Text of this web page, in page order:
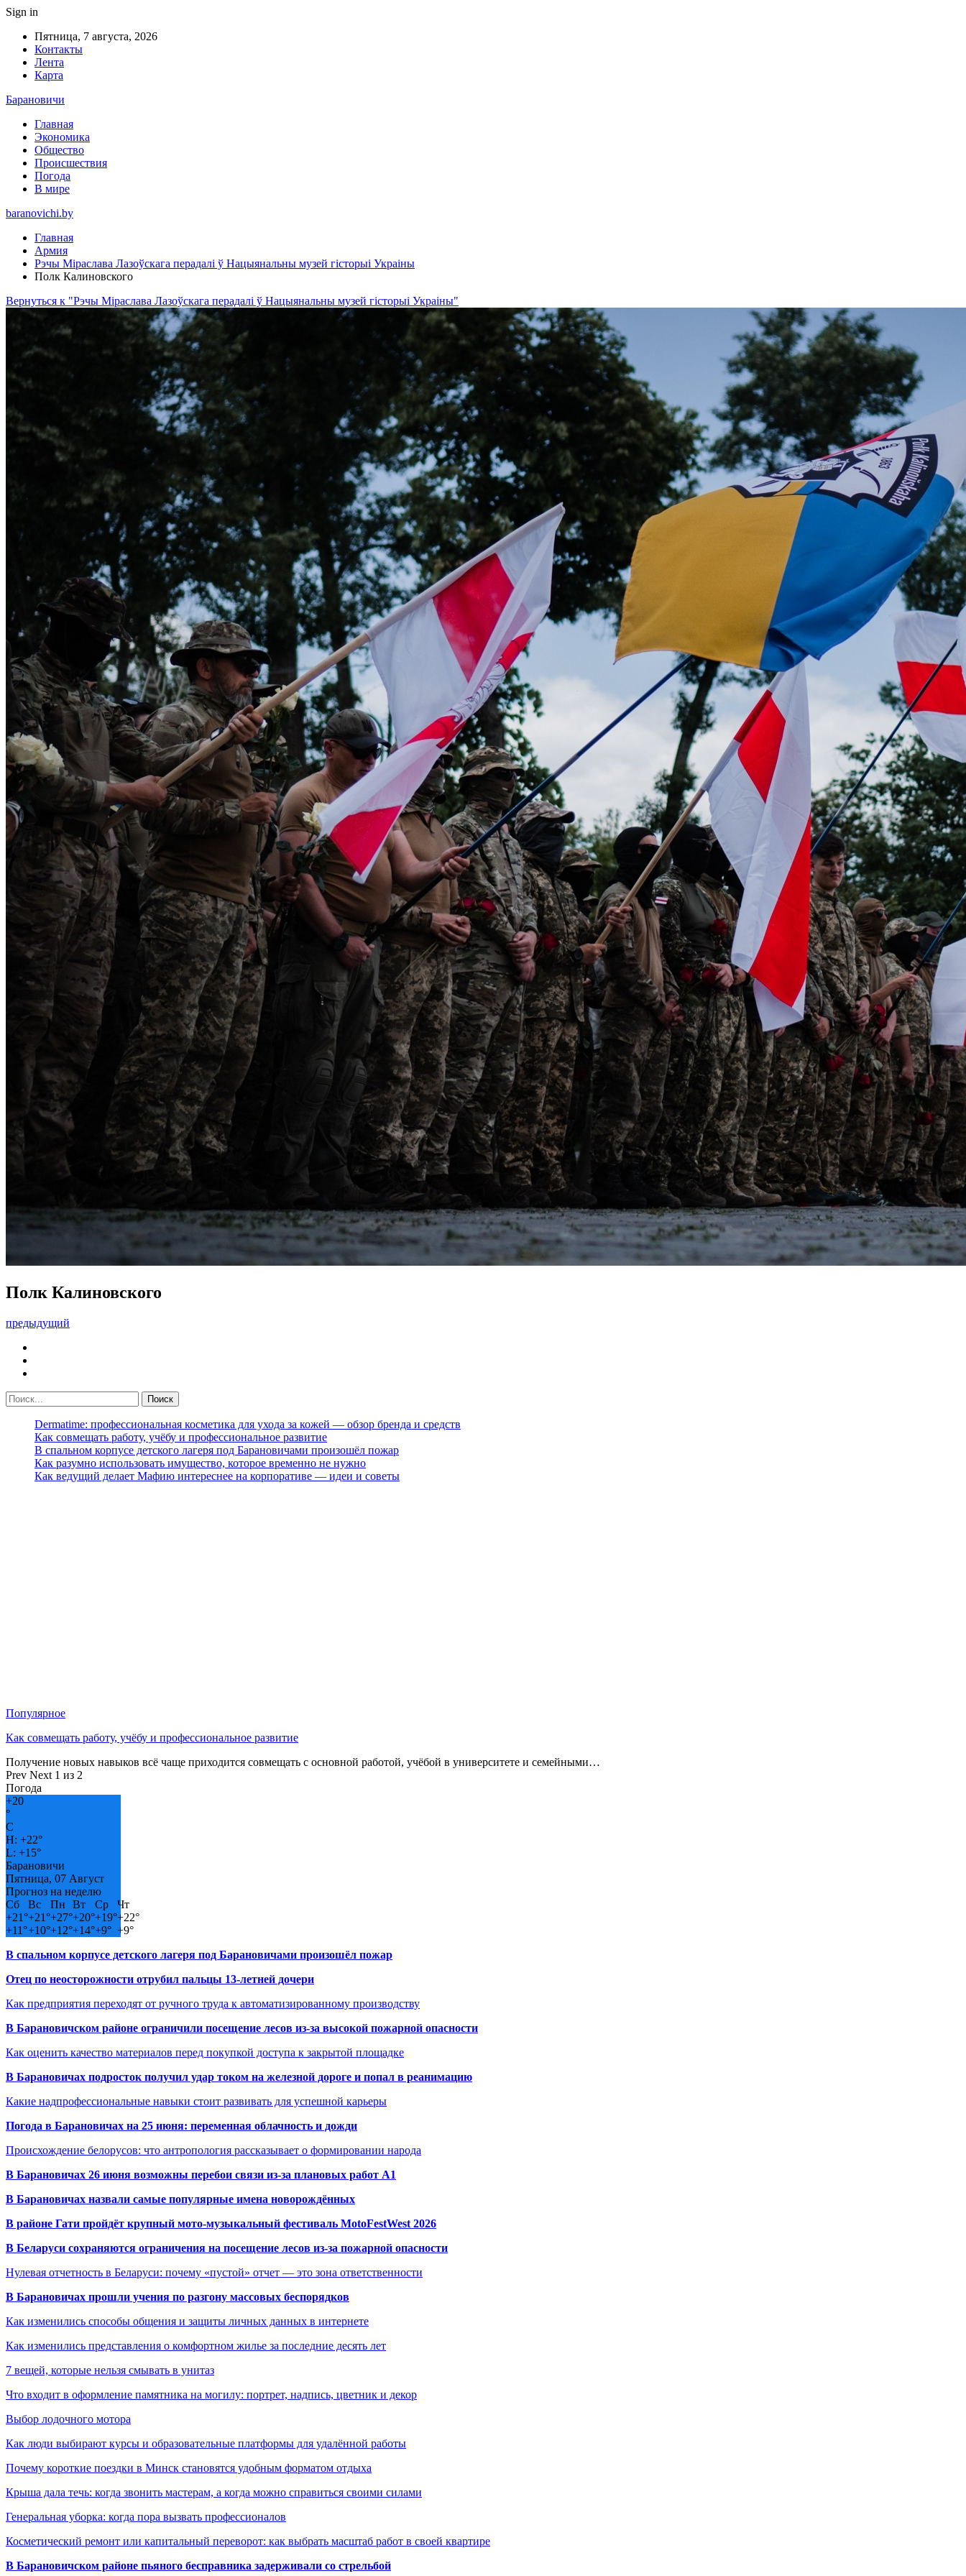
Sign in
Пятница, 7 августа, 2026
Контакты
Лента
Карта
Барановичи
Главная
Экономика
Общество
Происшествия
Погода
В мире
baranovichi.by
Главная
Армия
Рэчы Міраслава Лазоўскага перадалі ў Нацыянальны музей гісторыі Украіны
Полк Калиновского
Вернуться к "Рэчы Міраслава Лазоўскага перадалі ў Нацыянальны музей гісторыі Украіны"
Полк Калиновского
предыдущий
Dermatime: профессиональная косметика для ухода за кожей — обзор бренда и средств
Как совмещать работу, учёбу и профессиональное развитие
В спальном корпусе детского лагеря под Барановичами произошёл пожар
Как разумно использовать имущество, которое временно не нужно
Как ведущий делает Мафию интереснее на корпоративе — идеи и советы
Популярное
Как совмещать работу, учёбу и профессиональное развитие
Получение новых навыков всё чаще приходится совмещать с основной работой, учёбой в университете и семейными…
Prev Next 1 из 2
Погода
+20
°
C
H: +22°
L: +15°
Барановичи
Пятница, 07 Август
Прогноз на неделю
Сб
Вс Пн Вт Ср
Чт
+21°+21°+27°+20°+19°+22°
+11°+10°+12°+14°+9° +9°
В спальном корпусе детского лагеря под Барановичами произошёл пожар
Отец по неосторожности отрубил пальцы 13-летней дочери
Как предприятия переходят от ручного труда к автоматизированному производству
В Барановичском районе ограничили посещение лесов из-за высокой пожарной опасности
Как оценить качество материалов перед покупкой доступа к закрытой площадке
В Барановичах подросток получил удар током на железной дороге и попал в реанимацию
Какие надпрофессиональные навыки стоит развивать для успешной карьеры
Погода в Барановичах на 25 июня: переменная облачность и дожди
Происхождение белорусов: что антропология рассказывает о формировании народа
В Барановичах 26 июня возможны перебои связи из-за плановых работ A1
В Барановичах назвали самые популярные имена новорождённых
В районе Гати пройдёт крупный мото-музыкальный фестиваль MotoFestWest 2026
В Беларуси сохраняются ограничения на посещение лесов из-за пожарной опасности
Нулевая отчетность в Беларуси: почему «пустой» отчет — это зона ответственности
В Барановичах прошли учения по разгону массовых беспорядков
Как изменились способы общения и защиты личных данных в интернете
Как изменились представления о комфортном жилье за последние десять лет
7 вещей, которые нельзя смывать в унитаз
Что входит в оформление памятника на могилу: портрет, надпись, цветник и декор
Выбор лодочного мотора
Как люди выбирают курсы и образовательные платформы для удалённой работы
Почему короткие поездки в Минск становятся удобным форматом отдыха
Крыша дала течь: когда звонить мастерам, а когда можно справиться своими силами
Генеральная уборка: когда пора вызвать профессионалов
Косметический ремонт или капитальный переворот: как выбрать масштаб работ в своей квартире
В Барановичском районе пьяного бесправника задерживали со стрельбой